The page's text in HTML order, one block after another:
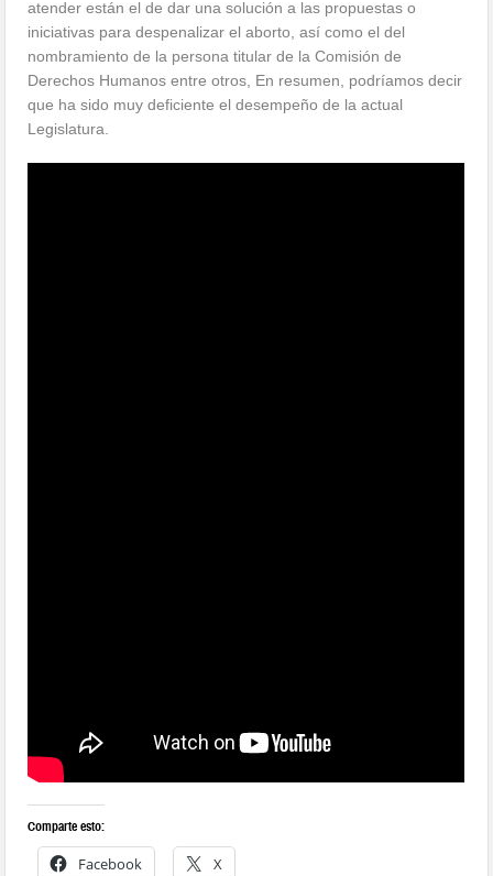
atender están el de dar una solución a las propuestas o
iniciativas para despenalizar el aborto, así como el del
nombramiento de la persona titular de la Comisión de
Derechos Humanos entre otros, En resumen, podríamos decir
que ha sido muy deficiente el desempeño de la actual
Legislatura.
Comparte esto:
Facebook X